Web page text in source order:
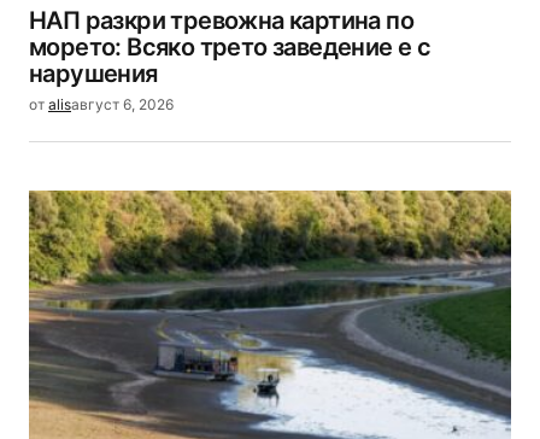
НАП разкри тревожна картина по
морето: Всяко трето заведение е с
нарушения
от alisавгуст 6, 2026